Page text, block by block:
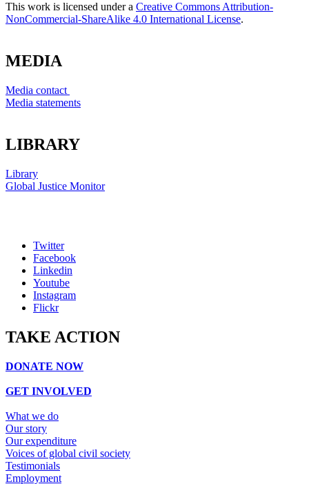
This work is licensed under a Creative Commons Attribution-
NonCommercial-ShareAlike 4.0 International License.
MEDIA
Media contact
Media statements
LIBRARY
Library
Global Justice Monitor
Twitter
Facebook
Linkedin
Youtube
Instagram
Flickr
TAKE ACTION
DONATE NOW
GET INVOLVED
What we do
Our story
Our expenditure
Voices of global civil society
Testimonials
Employment